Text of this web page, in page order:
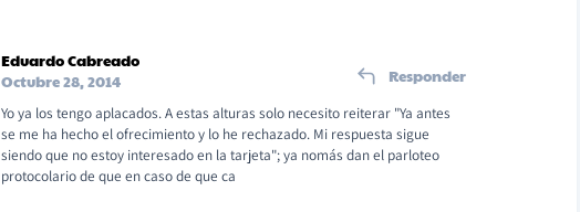
Eduardo Cabreado
Octubre 28, 2014
Yo ya los tengo aplacados. A estas alturas solo necesito reiterar "Ya antes
se me ha hecho el ofrecimiento y lo he rechazado. Mi respuesta sigue
siendo que no estoy interesado en la tarjeta"; ya nomás dan el parloteo
protocolario de que en caso de que ca
Responder